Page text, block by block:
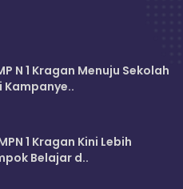
N 1 Kragan Menuju Sekolah
1 Kragan Kini Lebih
Belajar d..